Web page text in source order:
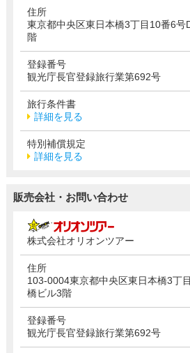
住所
東京都中央区東日本橋3丁目10番6号
階
登録番号
観光庁長官登録旅行業第692号
旅行条件書
詳細を見る
特別補償規定
詳細を見る
販売会社・お問い合わせ
株式会社オリオンツアー
住所
103-0004東京都中央区東日本橋3丁
橋ビル3階
登録番号
観光庁長官登録旅行業第692号